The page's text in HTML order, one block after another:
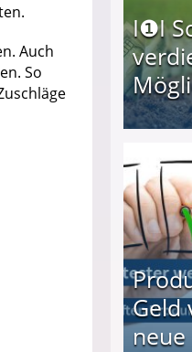
Auch
So
I❶I
Geld